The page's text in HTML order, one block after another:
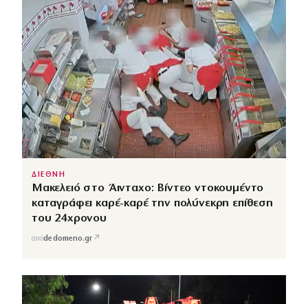
ΔΙΕΘΝΗ
Μακελειό στο Άινταχο: Βίντεο ντοκουμέντο
καταγράφει καρέ-καρέ την πολύνεκρη επίθεση
του 24χρονου
απόdedomeno.gr ↗